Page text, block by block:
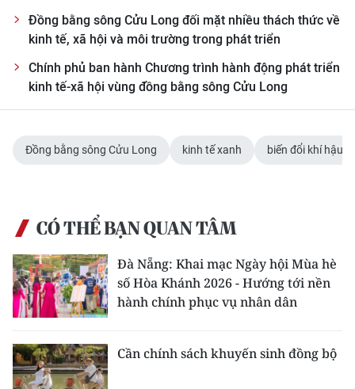
Đồng bằng sông Cửu Long đối mặt nhiều thách thức về
kinh tế, xã hội và môi trường trong phát triển
Chính phủ ban hành Chương trình hành động phát triển
kinh tế-xã hội vùng đồng bằng sông Cửu Long
Đồng bằng sông Cửu Long kinh tế xanh biến đổi khí hậu
CÓ THỂ BẠN QUAN TÂM
Đà Nẵng: Khai mạc Ngày hội Mùa hè
số Hòa Khánh 2026 - Hướng tới nền
hành chính phục vụ nhân dân
Cần chính sách khuyến sinh đồng bộ